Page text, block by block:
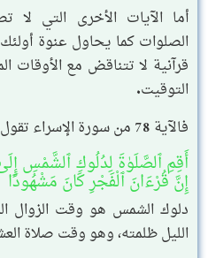
أما الآيات الأخرى التي لا
الصلوات كما يحاول عنوة
قرآنية لا تتناقض مع
التوقيت.
فالآية 78 من سورة الإسراء تقول:
أَقِمِ ٱلصَّلَوٰةَ لِدُلُوكِ ٱلشَّمْسِ
إِنَّ قُرْءَانَ ٱلْفَجْرِ كَانَ مَشْهُودًا
دلوك الشمس هو وقت الزوال
الليل ظلمته، وهو وقت صلاة